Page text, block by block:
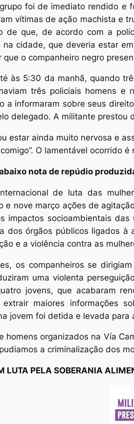
foi de imediato rendido e
vítimas de ação machista e
de que, de acordo com a
cidade, que deveria estar
que o companheiro negro
às 5:30 da manhã, quando
três policiais homens e
a informaram sobre seus
delegado. A militante prestou
estar ainda muito nervosa e
O lamentável ocorrido
nota de repúdio
de luta das
e nove março ações de
impactos socioambientais
dos órgãos públicos ligados
e a violência contra as
os companheiros se
uma violenta
jovens, que acabaram
extrair maiores informações
jovem foi detida e levada
homens organizados na Vía
a criminalização dos
LUTA PELA SOBERANIA